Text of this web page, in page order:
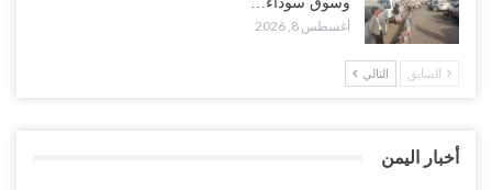
أغسطس 8, 2026
المحافظ الجنيدي يحذر من خطورة المخططات السعودية على ابناء
أغسطس 8, 2026
السابق التالي
أخبار اليمن